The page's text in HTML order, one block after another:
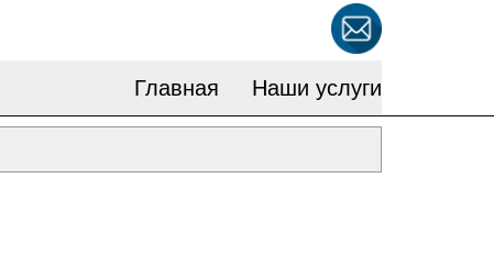
Главная Наши услуги